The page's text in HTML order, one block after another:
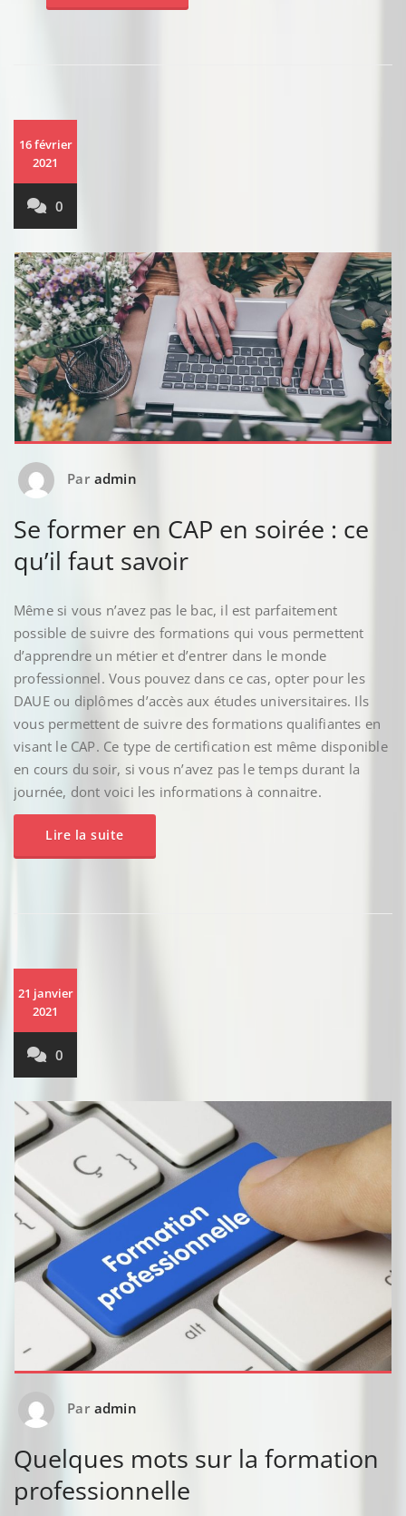
16 février
2021
0
Par admin
Se former en CAP en soirée : ce
qu’il faut savoir
Même si vous n’avez pas le bac, il est parfaitement
possible de suivre des formations qui vous permettent
d’apprendre un métier et d’entrer dans le monde
professionnel. Vous pouvez dans ce cas, opter pour les
DAUE ou diplômes d’accès aux études universitaires. Ils
vous permettent de suivre des formations qualifiantes en
visant le CAP. Ce type de certification est même disponible
en cours du soir, si vous n’avez pas le temps durant la
journée, dont voici les informations à connaitre.
Lire la suite
21 janvier
2021
0
Par admin
Quelques mots sur la formation
professionnelle